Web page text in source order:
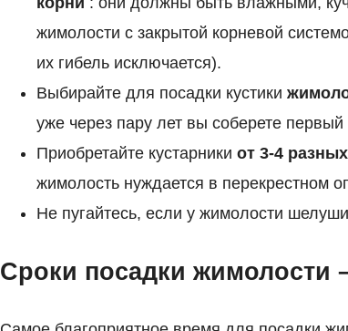
жимолости с закрытой корневой
их гибель исключается).
Выбирайте для посадки кустики
уже через пару лет вы соберете
Приобретайте кустарники от 3-4
жимолость нуждается в перекрестном
Не пугайтесь, если у жимолости
Сроки посадки жимолости